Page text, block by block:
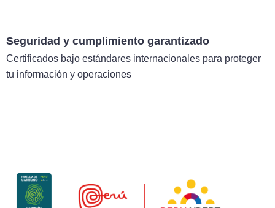
Seguridad y cumplimiento garantizado
Certificados bajo estándares internacionales para proteger
tu información y operaciones